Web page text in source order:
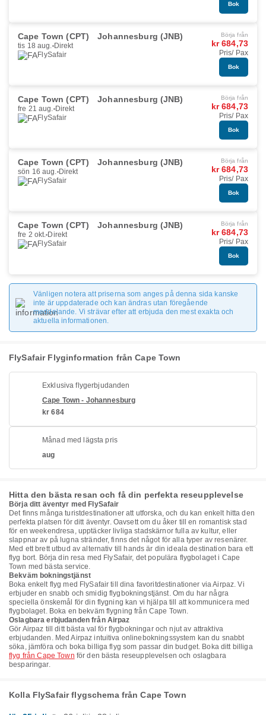
Bok
Cape Town (CPT) Johannesburg (JNB)
tis 18 aug. Direkt
FlySafair
Börja från
kr 684,73
Pris/ Pax
Bok
Cape Town (CPT) Johannesburg (JNB)
fre 21 aug. Direkt
FlySafair
Börja från
kr 684,73
Pris/ Pax
Bok
Cape Town (CPT) Johannesburg (JNB)
sön 16 aug. Direkt
FlySafair
Börja från
kr 684,73
Pris/ Pax
Bok
Cape Town (CPT) Johannesburg (JNB)
fre 2 okt. Direkt
FlySafair
Börja från
kr 684,73
Pris/ Pax
Bok
Vänligen notera att priserna som anges på denna sida kanske
inte är uppdaterade och kan ändras utan föregående
meddelande. Vi strävar efter att erbjuda den mest exakta och
aktuella informationen.
FlySafair Flyginformation från Cape Town
Exklusiva flygerbjudanden
Cape Town - Johannesburg
kr 684
Månad med lägsta pris
aug
Hitta den bästa resan och få din perfekta reseupplevelse
Börja ditt äventyr med FlySafair
Det finns många turistdestinationer att utforska, och du kan enkelt hitta den
perfekta platsen för ditt äventyr. Oavsett om du åker till en romantisk stad
för en weekendresa, upptäcker livliga stadskärnor fulla av kultur, eller
slappnar av på lugna stränder, finns det något för alla typer av resenärer.
Med ett brett utbud av alternativ till hands är din ideala destination bara ett
flyg bort. Börja din resa med FlySafair, det populära flygbolaget i Cape
Town med bästa service.
Bekväm bokningstjänst
Boka enkelt flyg med FlySafair till dina favoritdestinationer via Airpaz. Vi
erbjuder en snabb och smidig flygbokningstjänst. Om du har några
speciella önskemål för din flygning kan vi hjälpa till att kommunicera med
flygbolaget. Boka en bekväm flygning från Cape Town.
Oslagbara erbjudanden från Airpaz
Gör Airpaz till ditt bästa val för flygbokningar och njut av attraktiva
erbjudanden. Med Airpaz intuitiva onlinebokningssystem kan du snabbt
söka, jämföra och boka billiga flyg som passar din budget. Boka ditt billiga
flyg från Cape Town för den bästa reseupplevelsen och oslagbara
besparingar.
Kolla FlySafair flygschema från Cape Town